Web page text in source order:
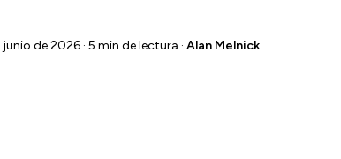
de 2026 · 5 min de lectura · Alan Melnick